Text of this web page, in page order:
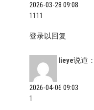
2026-03-28 09:08
1111
登录以回复
lieye说道：
2026-04-06 09:03
1